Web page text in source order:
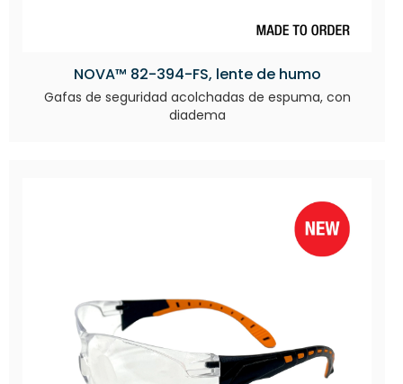
NOVA™ 82-394-FS, lente de humo
Gafas de seguridad acolchadas de espuma, con
diadema